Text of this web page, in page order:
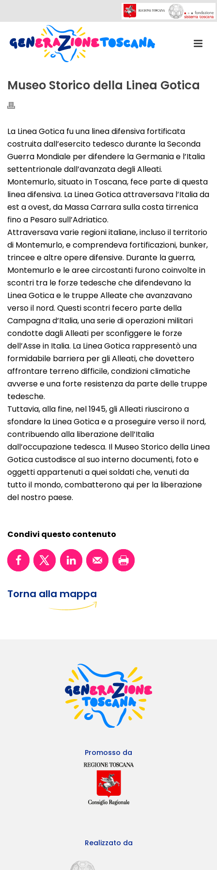
Museo Storico della Linea Gotica
La Linea Gotica fu una linea difensiva fortificata
costruita dall’esercito tedesco durante la Seconda
Guerra Mondiale per difendere la Germania e l’Italia
settentrionale dall’avanzata degli Alleati.
Montemurlo, situato in Toscana, fece parte di questa
linea difensiva. La Linea Gotica attraversava l’Italia da
est a ovest, da Massa Carrara sulla costa tirrenica
fino a Pesaro sull’Adriatico.
Attraversava varie regioni italiane, incluso il territorio
di Montemurlo, e comprendeva fortificazioni, bunker,
trincee e altre opere difensive. Durante la guerra,
Montemurlo e le aree circostanti furono coinvolte in
scontri tra le forze tedesche che difendevano la
Linea Gotica e le truppe Alleate che avanzavano
verso il nord. Questi scontri fecero parte della
Campagna d’Italia, una serie di operazioni militari
condotte dagli Alleati per sconfiggere le forze
dell’Asse in Italia. La Linea Gotica rappresentò una
formidabile barriera per gli Alleati, che dovettero
affrontare terreno difficile, condizioni climatiche
avverse e una forte resistenza da parte delle truppe
tedesche.
Tuttavia, alla fine, nel 1945, gli Alleati riuscirono a
sfondare la Linea Gotica e a proseguire verso il nord,
contribuendo alla liberazione dell’Italia
dall’occupazione tedesca. Il Museo Storico della Linea
Gotica custodisce al suo interno documenti, foto e
oggetti appartenuti a quei soldati che, venuti da
tutto il mondo, combatterono qui per la liberazione
del nostro paese.
Condivi questo contenuto
Torna alla mappa
Promosso da
Realizzato da